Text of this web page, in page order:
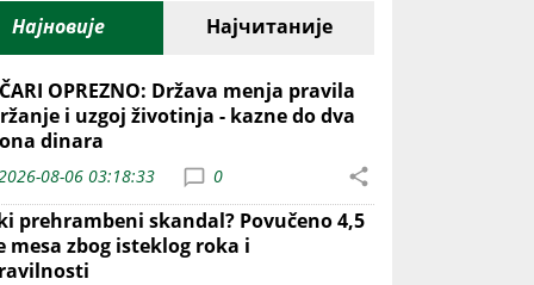
Најновије Најчитаније
OPREZNO: Država menja pravila
i uzgoj životinja - kazne do dva
dinara
08-06 03:18:33 0
prehrambeni skandal? Povučeno 4,5
mesa zbog isteklog roka i